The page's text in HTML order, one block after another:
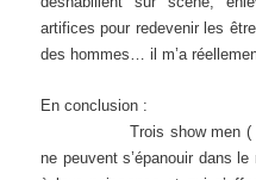
artifices pour redevenir les
des hommes… il m’a
En
Trois show men
ne peuvent s’épanouir dans